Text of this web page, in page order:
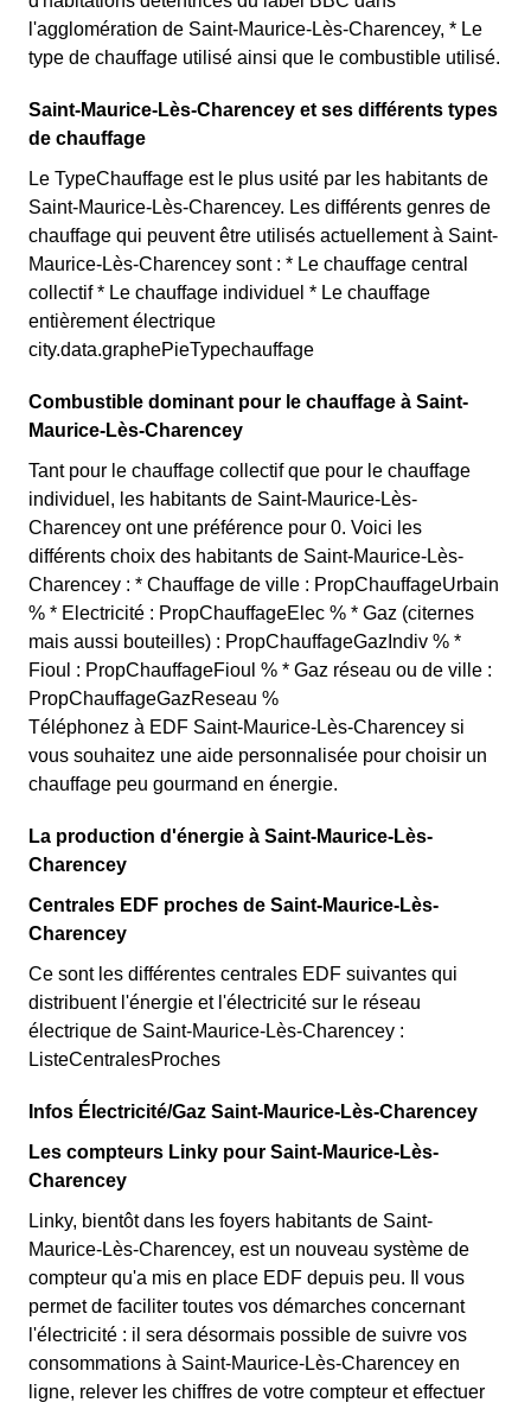
l'agglomération de Saint-Maurice-Lès-Charencey, * Le
type de chauffage utilisé ainsi que le combustible utilisé.
Saint-Maurice-Lès-Charencey et ses différents types
de chauffage
Le TypeChauffage est le plus usité par les habitants de
Saint-Maurice-Lès-Charencey. Les différents genres de
chauffage qui peuvent être utilisés actuellement à Saint-
Maurice-Lès-Charencey sont : * Le chauffage central
collectif * Le chauffage individuel * Le chauffage
entièrement électrique
city.data.graphePieTypechauffage
Combustible dominant pour le chauffage à Saint-
Maurice-Lès-Charencey
Tant pour le chauffage collectif que pour le chauffage
individuel, les habitants de Saint-Maurice-Lès-
Charencey ont une préférence pour 0. Voici les
différents choix des habitants de Saint-Maurice-Lès-
Charencey : * Chauffage de ville : PropChauffageUrbain
% * Electricité : PropChauffageElec % * Gaz (citernes
mais aussi bouteilles) : PropChauffageGazIndiv % *
Fioul : PropChauffageFioul % * Gaz réseau ou de ville :
PropChauffageGazReseau %
Téléphonez à EDF Saint-Maurice-Lès-Charencey si
vous souhaitez une aide personnalisée pour choisir un
chauffage peu gourmand en énergie.
La production d'énergie à Saint-Maurice-Lès-
Charencey
Centrales EDF proches de Saint-Maurice-Lès-
Charencey
Ce sont les différentes centrales EDF suivantes qui
distribuent l'énergie et l'électricité sur le réseau
électrique de Saint-Maurice-Lès-Charencey :
ListeCentralesProches
Infos Électricité/Gaz Saint-Maurice-Lès-Charencey
Les compteurs Linky pour Saint-Maurice-Lès-
Charencey
Linky, bientôt dans les foyers habitants de Saint-
Maurice-Lès-Charencey, est un nouveau système de
compteur qu'a mis en place EDF depuis peu. Il vous
permet de faciliter toutes vos démarches concernant
l'électricité : il sera désormais possible de suivre vos
consommations à Saint-Maurice-Lès-Charencey en
ligne, relever les chiffres de votre compteur et effectuer